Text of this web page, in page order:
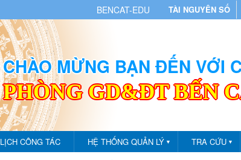
BENCAT-EDU TÀI NGUYÊN SỐ
CHÀO MỪNG BẠN ĐẾN VỚI
PHÒNG GD&ĐT BẾN
LỊCH CÔNG TÁC HỆ THỐNG QUẢN LÝ ▼ TRA CỨU ▼